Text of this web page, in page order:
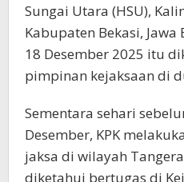
Sungai Utara (HSU),
Kabupaten Bekasi,
18 Desember 2025 itu
pimpinan kejaksaan di
Sementara sehari
Desember, KPK
jaksa di wilayah
diketahui bertugas di